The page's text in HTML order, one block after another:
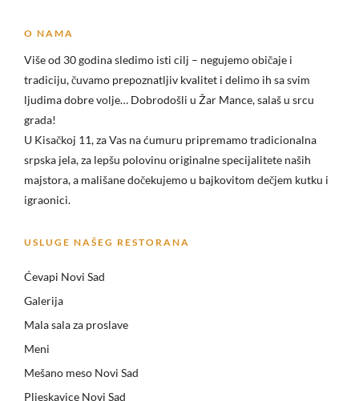
O NAMA
Više od 30 godina sledimo isti cilj – negujemo običaje i
tradiciju, čuvamo prepoznatljiv kvalitet i delimo ih sa svim
ljudima dobre volje… Dobrodošli u Žar Mance, salaš u srcu
grada!
U Kisačkoj 11, za Vas na ćumuru pripremamo tradicionalna
srpska jela, za lepšu polovinu originalne specijalitete naših
majstora, a mališane dočekujemo u bajkovitom dečjem kutku i
igraonici.
USLUGE NAŠEG RESTORANA
Ćevapi Novi Sad
Galerija
Mala sala za proslave
Meni
Mešano meso Novi Sad
Pljeskavice Novi Sad